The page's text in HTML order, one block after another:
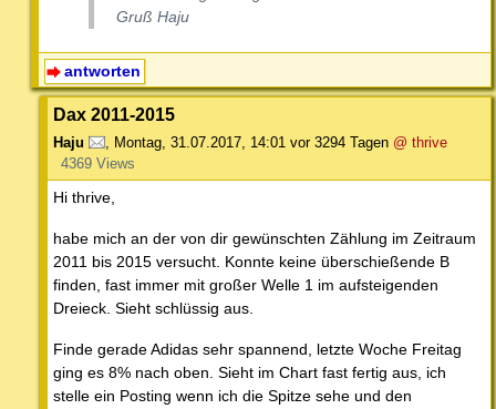
Gruß Haju
antworten
Dax 2011-2015
Haju , Montag, 31.07.2017, 14:01 vor 3294 Tagen @ thrive
4369 Views
Hi thrive,
habe mich an der von dir gewünschten Zählung im Zeitraum
2011 bis 2015 versucht. Konnte keine überschießende B
finden, fast immer mit großer Welle 1 im aufsteigenden
Dreieck. Sieht schlüssig aus.
Finde gerade Adidas sehr spannend, letzte Woche Freitag
ging es 8% nach oben. Sieht im Chart fast fertig aus, ich
stelle ein Posting wenn ich die Spitze sehe und den